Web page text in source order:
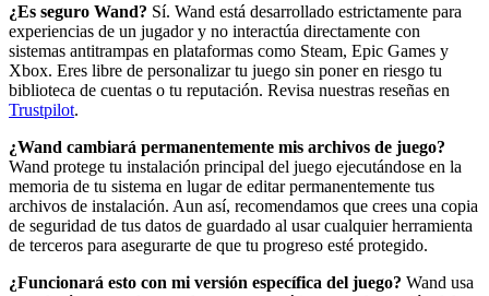
¿Es seguro Wand? Sí. Wand está desarrollado estrictamente para
experiencias de un jugador y no interactúa directamente con
sistemas antitrampas en plataformas como Steam, Epic Games y
Xbox. Eres libre de personalizar tu juego sin poner en riesgo tu
biblioteca de cuentas o tu reputación. Revisa nuestras reseñas en
Trustpilot.
¿Wand cambiará permanentemente mis archivos de juego?
Wand protege tu instalación principal del juego ejecutándose en la
memoria de tu sistema en lugar de editar permanentemente tus
archivos de instalación. Aun así, recomendamos que crees una copia
de seguridad de tus datos de guardado al usar cualquier herramienta
de terceros para asegurarte de que tu progreso esté protegido.
¿Funcionará esto con mi versión específica del juego? Wand usa